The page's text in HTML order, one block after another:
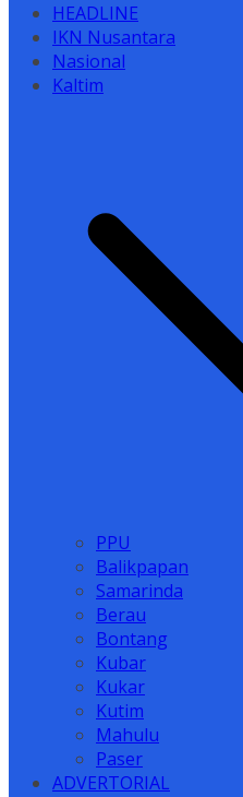
HEADLINE
IKN Nusantara
Nasional
Kaltim
PPU
Balikpapan
Samarinda
Berau
Bontang
Kubar
Kukar
Kutim
Mahulu
Paser
ADVERTORIAL